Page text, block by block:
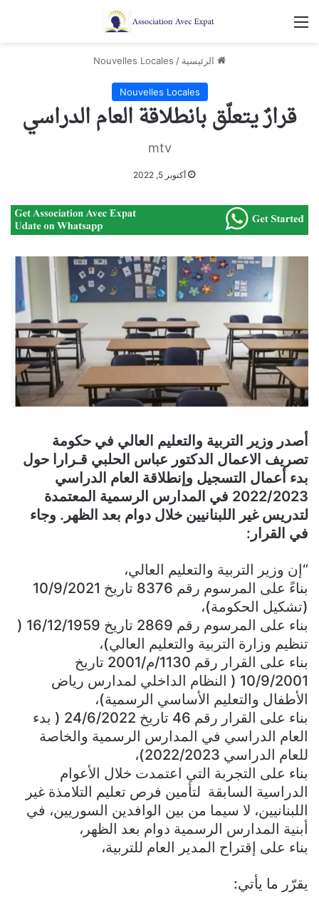
القائمة
الرئيسية /
Nouvelles Locales
Nouvelles Locales
قرارٌ يتعلّق بانطلاقة العام الدراسي
mtv
أكتوبر 5, 2022
أصدر وزير التربية والتعليم العالي في حكومة
تصريف الاعمال الدكتور عباس الحلبي قـرارا حول
بدء أعمال التسجيل وإنطلاقة العام الدراسي
2022/2023 في المدارس الرسمية المعتمدة
لتدريس غير اللبنانيين خلال دوام بعد الظهر. وجاء
في القرار:
“إن وزير التربية والتعليم العالي،
بناءً على المرسوم رقم 8376 تاريخ 10/9/2021
(تشكيل الحكومة)،
بناء على المرسوم رقم 2869 تاريخ 16/12/1959 (
تنظيم وزارة التربية والتعليم العالي)،
بناء على القرار رقم 1130/م/2001 تاريخ
10/9/2001 ( النظام الداخلي لمدارس رياض
الأطفال والتعليم الأساسي الرسمية)،
بناء على القرار رقم 46 تاريخ 24/6/2022 ( بدء
العام الدراسي في المدارس الرسمية والخاصة
للعام الدراسي 2022/2023)،
بناء على التجربة التي اعتمدت خلال الأعوام
الدراسية السابقة لتأمين فرص تعليم التلامذة غير
اللبنانيين، لا سيما من بين الوافدين السوريين، في
أبنية المدارس الرسمية دوام بعد الظهر،
بناء على إقتراح المدير العام للتربية،
يقرّر ما يأتي: